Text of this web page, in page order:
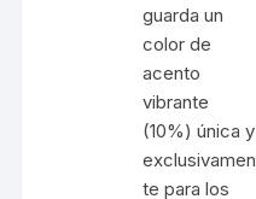
guarda un
color de
acento
vibrante
(10%) única y
exclusivamen
te para los